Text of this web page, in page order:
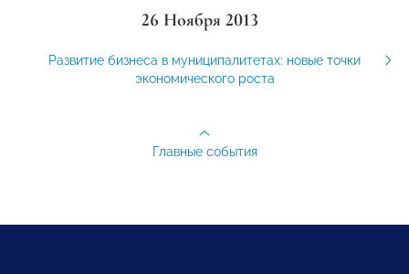
26 Ноября 2013
Развитие бизнеса в муниципалитетах: новые точки
экономического роста
Главные события